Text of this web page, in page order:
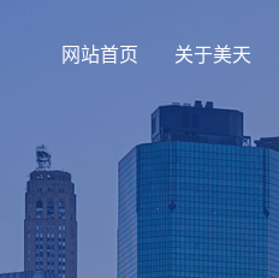
网站首页 关于美天